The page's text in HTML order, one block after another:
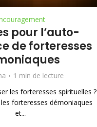
pour l’auto-
de forteresses
1 min de lecture
les forteresses spirituelles ?
forteresses démoniaques
et...